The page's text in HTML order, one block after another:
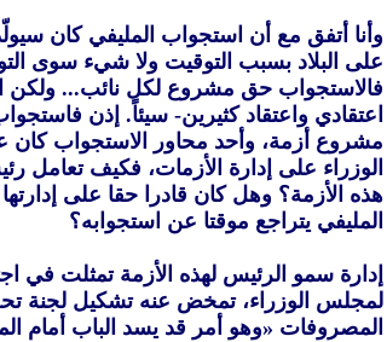
وأنا أتفق مع أن استجواب المليفي كان
على البلاد بسبب التوقيت ولا شيء سوى
فالاستجواب حق مشروع لكل نائب... ولكن
اعتقادي واعتقاد كثيرين- سيئاً. إذن
مشروع أزمة، وأحد محاور الاستجواب
الوزراء على إدارة الأزمات، فكيف تعامل
هذه الأزمة؟ وهل كان قادرا حقا على
المليفي يتراجع موقتا عن استجوابه؟
إدارة سمو الرئيس لهذه الأزمة تمثلت في
لمجلس الوزراء، تمخض عنه تشكيل لجنة
المصروفات «وهو أمر قد يسد الباب أمام